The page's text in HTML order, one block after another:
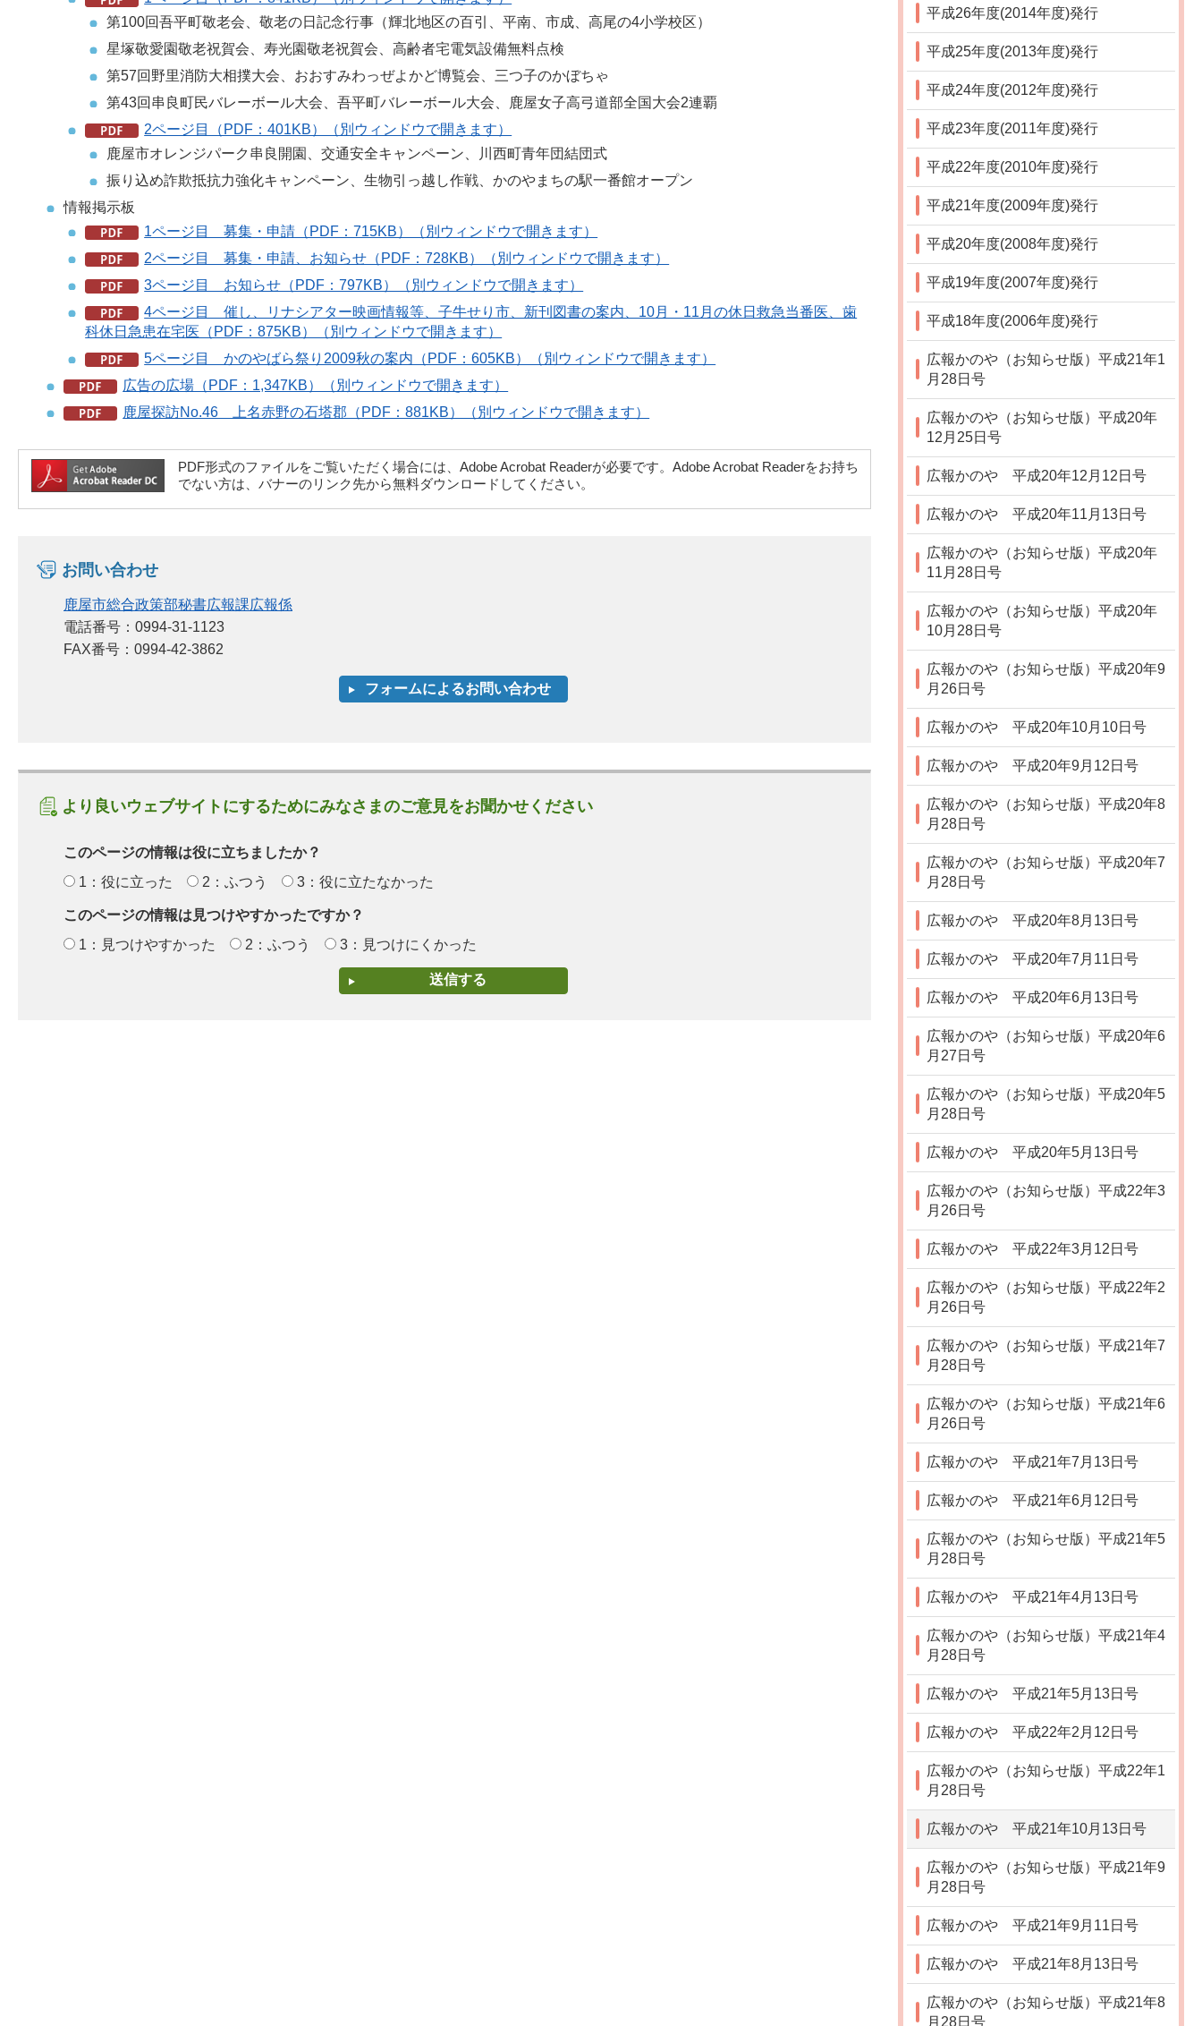
第100回吾平町敬老会、敬老の日記念行事（輝北地区の百引、平南、市成、高尾の4小学校区）
星塚敬愛園敬老祝賀会、寿光園敬老祝賀会、高齢者宅電気設備無料点検
第57回野里消防大相撲大会、おおすみわっぜよかど博覧会、三つ子のかぼちゃ
第43回串良町民バレーボール大会、吾平町バレーボール大会、鹿屋女子高弓道部全国大会2連覇
2ページ目（PDF：401KB）（別ウィンドウで開きます）
鹿屋市オレンジパーク串良開園、交通安全キャンペーン、川西町青年団結団式
振り込め詐欺抵抗力強化キャンペーン、生物引っ越し作戦、かのやまちの駅一番館オープン
情報掲示板
1ページ目 募集・申請（PDF：715KB）（別ウィンドウで開きます）
2ページ目 募集・申請、お知らせ（PDF：728KB）（別ウィンドウで開きます）
3ページ目 お知らせ（PDF：797KB）（別ウィンドウで開きます）
4ページ目 催し、リナシアター映画情報等、子牛せり市、新刊図書の案内、10月・11月の休日救急当番医、歯
科休日急患在宅医（PDF：875KB）（別ウィンドウで開きます）
5ページ目 かのやばら祭り2009秋の案内（PDF：605KB）（別ウィンドウで開きます）
広告の広場（PDF：1,347KB）（別ウィンドウで開きます）
鹿屋探訪No.46 上名赤野の石塔郡（PDF：881KB）（別ウィンドウで開きます）
PDF形式のファイルをご覧いただく場合には、Adobe Acrobat Readerが必要です。Adobe Acrobat Readerをお持ち
でない方は、バナーのリンク先から無料ダウンロードしてください。
お問い合わせ
鹿屋市総合政策部秘書広報課広報係
電話番号：0994-31-1123
FAX番号：0994-42-3862
より良いウェブサイトにするためにみなさまのご意見をお聞かせください
このページの情報は役に立ちましたか？
1：役に立った
2：ふつう 3：役に立たなかった
このページの情報は見つけやすかったですか？
1：見つけやすかった
2：ふつう 3：見つけにくかった
平成26年度(2014年度)発行
平成25年度(2013年度)発行
平成24年度(2012年度)発行
平成23年度(2011年度)発行
平成22年度(2010年度)発行
平成21年度(2009年度)発行
平成20年度(2008年度)発行
平成19年度(2007年度)発行
平成18年度(2006年度)発行
広報かのや（お知らせ版）平成21年1
月28日号
広報かのや（お知らせ版）平成20年
12月25日号
広報かのや 平成20年12月12日号
広報かのや 平成20年11月13日号
広報かのや（お知らせ版）平成20年
11月28日号
広報かのや（お知らせ版）平成20年
10月28日号
広報かのや（お知らせ版）平成20年9
月26日号
広報かのや 平成20年10月10日号
広報かのや 平成20年9月12日号
広報かのや（お知らせ版）平成20年8
月28日号
広報かのや（お知らせ版）平成20年7
月28日号
広報かのや 平成20年8月13日号
広報かのや 平成20年7月11日号
広報かのや 平成20年6月13日号
広報かのや（お知らせ版）平成20年6
月27日号
広報かのや（お知らせ版）平成20年5
月28日号
広報かのや 平成20年5月13日号
広報かのや（お知らせ版）平成22年3
月26日号
広報かのや 平成22年3月12日号
広報かのや（お知らせ版）平成22年2
月26日号
広報かのや（お知らせ版）平成21年7
月28日号
広報かのや（お知らせ版）平成21年6
月26日号
広報かのや 平成21年7月13日号
広報かのや 平成21年6月12日号
広報かのや（お知らせ版）平成21年5
月28日号
広報かのや 平成21年4月13日号
広報かのや（お知らせ版）平成21年4
月28日号
広報かのや 平成21年5月13日号
広報かのや 平成22年2月12日号
広報かのや（お知らせ版）平成22年1
月28日号
広報かのや 平成21年10月13日号
広報かのや（お知らせ版）平成21年9
月28日号
広報かのや 平成21年9月11日号
広報かのや 平成21年8月13日号
広報かのや（お知らせ版）平成21年8
月28日号